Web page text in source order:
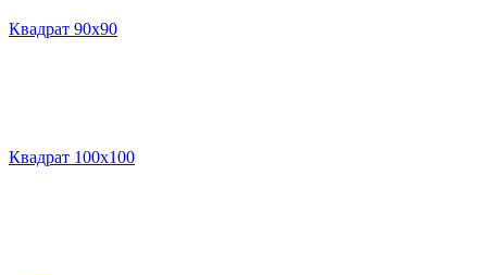
Квадрат 90х90
Квадрат 100х100